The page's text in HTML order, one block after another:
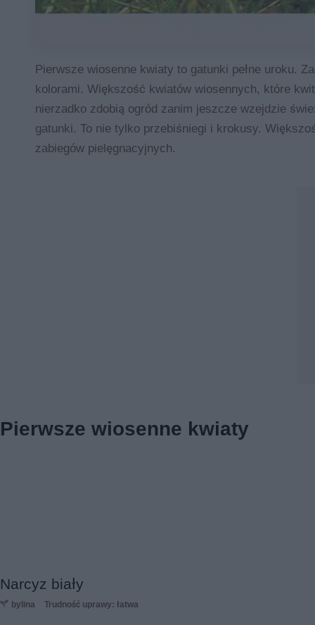
Pierwsze wiosenne kwiaty to gatunki pełne uroku.
kolorami. Większość kwiatów wiosennych, które
nierzadko zdobią ogród zanim jeszcze wzejdzie
gatunki. To nie tylko przebiśniegi i krokusy.
zabiegów pielęgnacyjnych.
Pierwsze wiosenne kwiaty
Narcyz biały
bylina Trudność uprawy: łatwa